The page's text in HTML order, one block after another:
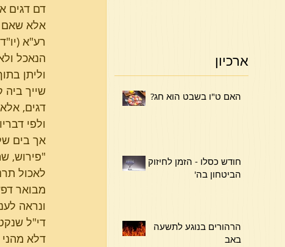
דם דגים
אלא שאם
רע"א
הנאכל
וליתן
שייך
דגים,
ולפי
אך בים
"פירוש,
לאכול
מבואר
ונראה
די"ל
דלא
ארכיון
האם ט"ו בשבט הוא חג?
חודש כסלו - הזמן לחיזוק
הביטחון בה'
הרהורים בנוגע לתשעה
באב